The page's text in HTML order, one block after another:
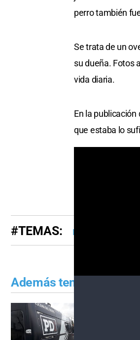
perro también
Se trata de un
su dueña. Fotos
vida diaria.
En la
que estaba lo
#TEMAS:
Además tenés que leer: